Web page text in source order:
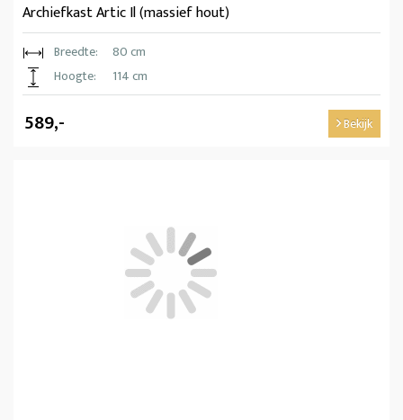
Archiefkast Artic Il (massief hout)
Breedte:
80 cm
Hoogte:
114 cm
589,- Bekijk